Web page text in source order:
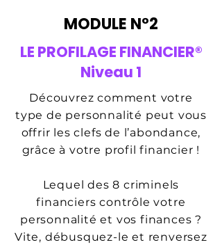
MODULE N°2
LE PROFILAGE FINANCIER®
Niveau 1
Découvrez comment votre
type de personnalité peut vous
offrir les clefs de l’abondance,
grâce à votre profil financier !
Lequel des 8 criminels
financiers contrôle votre
personnalité et vos finances ?
Vite, débusquez-le et renversez